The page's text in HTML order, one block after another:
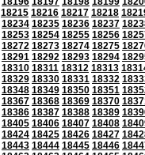
18215 18216 18217 18218
18234 18235 18236 18237
18253 18254 18255 18256
18272 18273 18274 18275
18291 18292 18293 18294
18310 18311 18312 18313
18329 18330 18331 18332
18348 18349 18350 18351
18367 18368 18369 18370
18386 18387 18388 18389
18405 18406 18407 18408
18424 18425 18426 18427
18443 18444 18445 18446